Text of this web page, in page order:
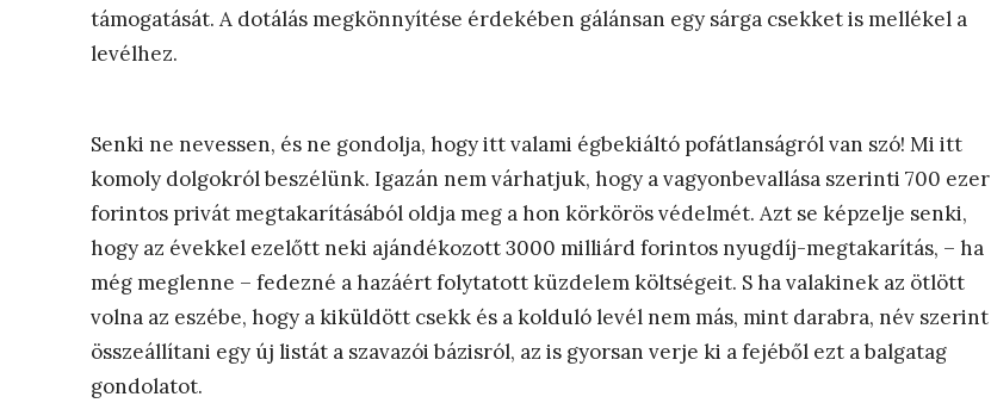
támogatását. A dotálás megkönnyítése érdekében gálánsan egy sárga csekket is mellékel a
levélhez.
Senki ne nevessen, és ne gondolja, hogy itt valami égbekiáltó pofátlanságról van szó! Mi itt
komoly dolgokról beszélünk. Igazán nem várhatjuk, hogy a vagyonbevallása szerinti 700 ezer
forintos privát megtakarításából oldja meg a hon körkörös védelmét. Azt se képzelje senki,
hogy az évekkel ezelőtt neki ajándékozott 3000 milliárd forintos nyugdíj-megtakarítás, – ha
még meglenne – fedezné a hazáért folytatott küzdelem költségeit. S ha valakinek az ötlött
volna az eszébe, hogy a kiküldött csekk és a kolduló levél nem más, mint darabra, név szerint
összeállítani egy új listát a szavazói bázisról, az is gyorsan verje ki a fejéből ezt a balgatag
gondolatot.